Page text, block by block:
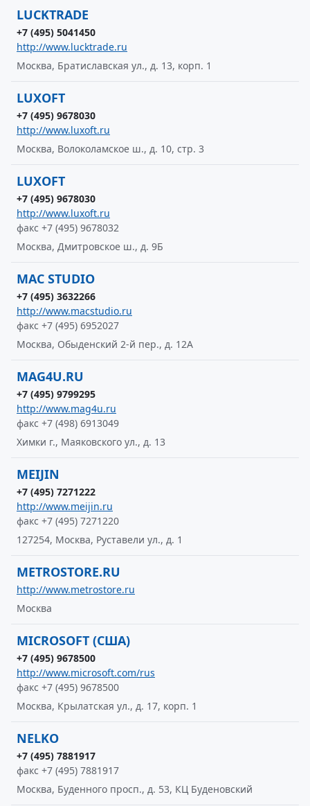
LUCKTRADE
+7 (495) 5041450
http://www.lucktrade.ru
Москва, Братиславская ул., д. 13, корп. 1
LUXOFT
+7 (495) 9678030
http://www.luxoft.ru
Москва, Волоколамское ш., д. 10, стр. 3
LUXOFT
+7 (495) 9678030
http://www.luxoft.ru
факс +7 (495) 9678032
Москва, Дмитровское ш., д. 9Б
MAC STUDIO
+7 (495) 3632266
http://www.macstudio.ru
факс +7 (495) 6952027
Москва, Обыденский 2-й пер., д. 12А
MAG4U.RU
+7 (495) 9799295
http://www.mag4u.ru
факс +7 (498) 6913049
Химки г., Маяковского ул., д. 13
MEIJIN
+7 (495) 7271222
http://www.meijin.ru
факс +7 (495) 7271220
127254, Москва, Руставели ул., д. 1
METROSTORE.RU
http://www.metrostore.ru
Москва
MICROSOFT (США)
+7 (495) 9678500
http://www.microsoft.com/rus
факс +7 (495) 9678500
Москва, Крылатская ул., д. 17, корп. 1
NELKO
+7 (495) 7881917
факс +7 (495) 7881917
Москва, Буденного просп., д. 53, КЦ Буденовский